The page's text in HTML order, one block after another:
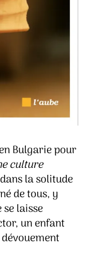
Bulgarie pour
culture
la solitude
de tous, y
laisse
un enfant